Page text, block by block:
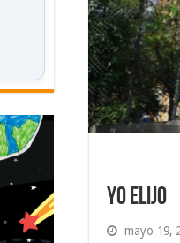
Yo elijo
mayo 19,